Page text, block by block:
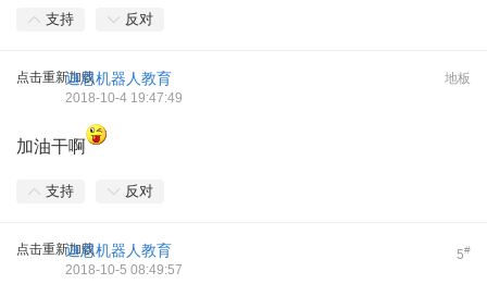
支持 反对
点击重新加载 地板
迪恩机器人教育
2018-10-4 19:47:49
加油干啊
支持 反对
点击重新加载 5#
迪恩机器人教育
2018-10-5 08:49:57